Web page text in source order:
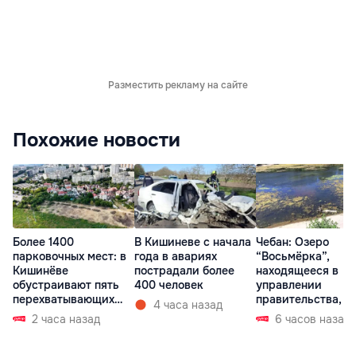
Разместить рекламу на сайте
Похожие новости
Более 1400
парковочных мест: в
Кишинёве
обустраивают пять
перехватывающих
парковок
2 часа назад
В Кишиневе с начала
года в авариях
пострадали более
400 человек
4 часа назад
Чебан: Озеро
“Восьмёрка”,
находящееся в
управлении
правительства, в
запустении
6 часов назад